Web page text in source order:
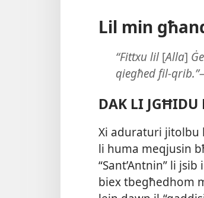
Lil min
“Fittxu lil[Alla]
qiegħed fil-
DAK LI JGĦIDU
Xi aduraturi jitolbu
li huma meqjusin
“Sant’Antnin” li
biex tbegħedhom